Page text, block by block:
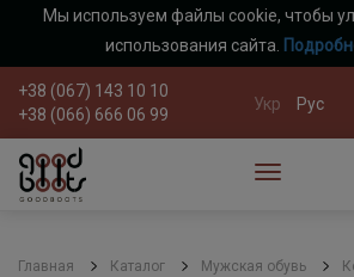
Мы используем файлы cookie, чтобы
использования сайта.
+38 (067) 143 10 10
+38 (066) 666 06 99
Укр Рус
Главная Каталог Мужская обувь